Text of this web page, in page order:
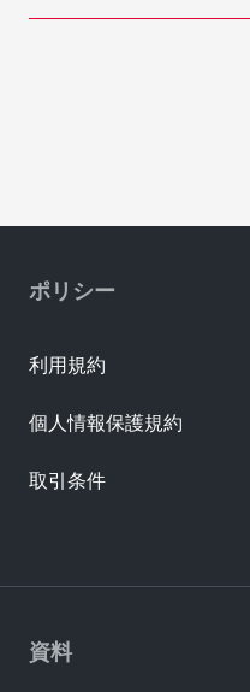
資料
ポリシー
利用規約
個人情報保護規約
取引条件